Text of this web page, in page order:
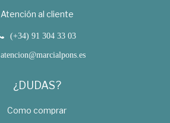
Atención al cliente
(+34) 91 304 33 03
atencion@marcialpons.es
¿DUDAS?
Como comprar